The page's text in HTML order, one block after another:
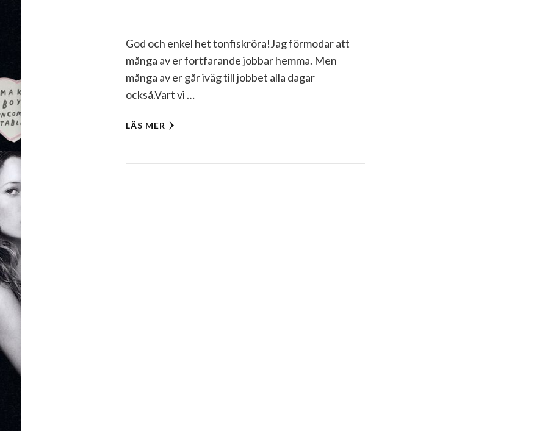
God och enkel het tonfiskröra!Jag förmodar att
många av er fortfarande jobbar hemma. Men
många av er går iväg till jobbet alla dagar
också.Vart vi …
LÄS MER